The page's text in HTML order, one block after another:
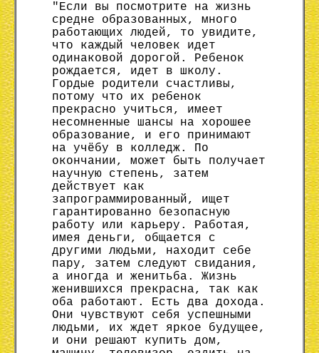
"Если вы посмотрите на жизнь
средне образованных, много
работающих людей, то увидите,
что каждый человек идет
одинаковой дорогой. Ребенок
рождается, идет в школу.
Гордые родители счастливы,
потому что их ребенок
прекрасно учиться, имеет
несомненные шансы на хорошее
образование, и его принимают
на учёбу в колледж. По
окончании, может быть получает
научную степень, затем
действует как
запрограммированный, ищет
гарантированно безопасную
работу или карьеру. Работая,
имея деньги, общается с
другими людьми, находит себе
пару, затем следуют свидания,
а иногда и женитьба. Жизнь
женившихся прекрасна, так как
оба работают. Есть два дохода.
Они чувствуют себя успешными
людьми, их ждет яркое будущее,
и они решают купить дом,